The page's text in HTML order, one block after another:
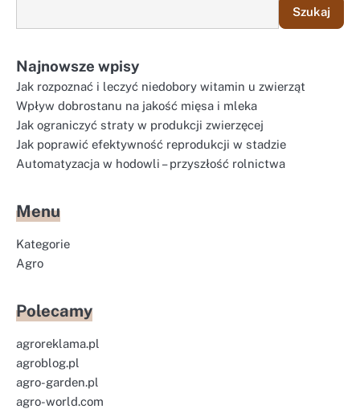
Szukaj
Najnowsze wpisy
Jak rozpoznać i leczyć niedobory witamin u zwierząt
Wpływ dobrostanu na jakość mięsa i mleka
Jak ograniczyć straty w produkcji zwierzęcej
Jak poprawić efektywność reprodukcji w stadzie
Automatyzacja w hodowli – przyszłość rolnictwa
Menu
Kategorie
Agro
Polecamy
agroreklama.pl
agroblog.pl
agro-garden.pl
agro-world.com